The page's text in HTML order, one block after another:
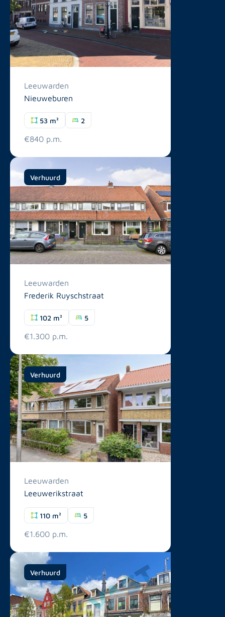
Leeuwarden
Nieuweburen
53 m² 2
€840 p.m.
Verhuurd
Leeuwarden
Frederik Ruyschstraat
102 m² 5
€1.300 p.m.
Verhuurd
Leeuwarden
Leeuwerikstraat
110 m² 5
€1.600 p.m.
Verhuurd